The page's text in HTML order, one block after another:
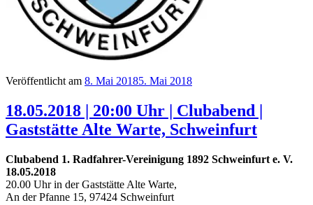
Veröffentlicht am 8. Mai 20185. Mai 2018
18.05.2018 | 20:00 Uhr | Clubabend |
Gaststätte Alte Warte, Schweinfurt
Clubabend 1. Radfahrer-Vereinigung 1892 Schweinfurt e. V.
18.05.2018
20.00 Uhr in der Gaststätte Alte Warte,
An der Pfanne 15, 97424 Schweinfurt